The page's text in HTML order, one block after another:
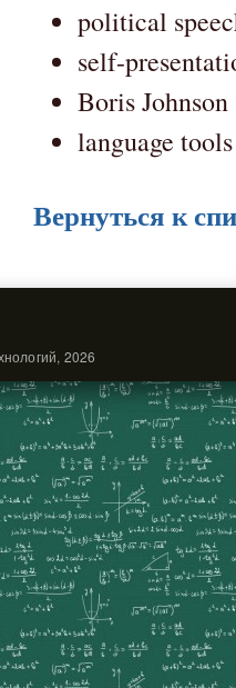
political
self-
Boris Johnson
language tools
Вернуться к
2026